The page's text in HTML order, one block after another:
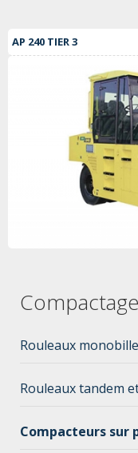
AP 240 TIER 3
Compactage
Rouleaux
Rouleaux tandem
Compacteurs sur